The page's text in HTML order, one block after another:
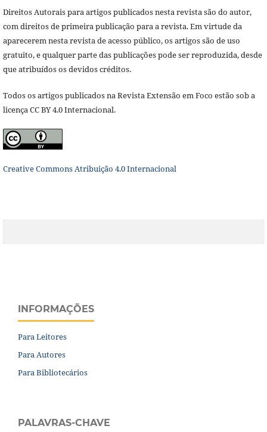
Direitos Autorais para artigos publicados nesta revista são do autor,
com direitos de primeira publicação para a revista. Em virtude da
aparecerem nesta revista de acesso público, os artigos são de uso
gratuito, e qualquer parte das publicações pode ser reproduzida, desde
que atribuídos os devidos créditos.
Todos os artigos publicados na Revista Extensão em Foco estão sob a
licença CC BY 4.0 Internacional.
Creative Commons Atribuição 4.0 Internacional
INFORMAÇÕES
Para Leitores
Para Autores
Para Bibliotecários
PALAVRAS-CHAVE